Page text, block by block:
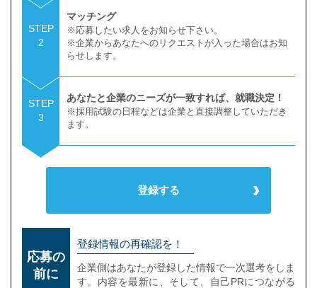
STEP
2
マッチング
※応募したい求人をお知らせ下さい。
※企業からあなたへのリクエストが入った場合はお知
らせします。
STEP
3
あなたと企業のニーズが一致すれば、就職決定！
※採用試験の日程などは企業と直接調整していただき
ます。
登録する
応募の
前に
登録情報の再確認を！
企業側はあなたが登録した情報で一次選考をしま
す。内容を最新に、そして、自己PRにつながる